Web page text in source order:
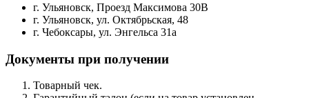
г. Ульяновск, Проезд Максимова 30В
г. Ульяновск, ул. Октябрьская, 48
г. Чебоксары, ул. Энгельса 31а
Документы при получении
Товарный чек.